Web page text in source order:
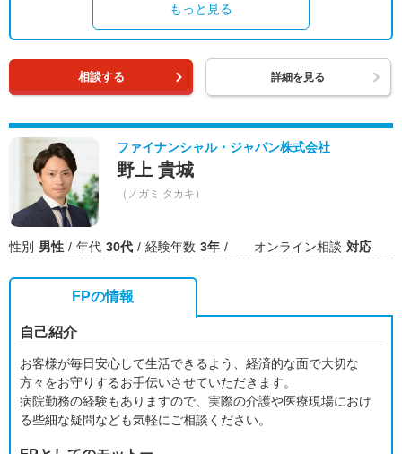
もっと見る
相談する 詳細を見る
ファイナンシャル・ジャパン株式会社
野上 貴城
（ノガミ タカキ）
性別 男性 年代 30代 経験年数 3年 オンライン相談 対応
FPの情報
自己紹介
お客様が毎日安心して生活できるよう、経済的な面で大切な
方々をお守りするお手伝いさせていただきます。
病院勤務の経験もありますので、実際の介護や医療現場におけ
る些細な疑問なども気軽にご相談ください。